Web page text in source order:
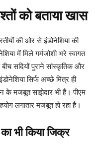
को बताया खास
की ओर से इंडोनेशिया की
में मिले गर्मजोशी भरे स्वागत
सदियों पुराने सांस्कृतिक और
सिर्फ अच्छे मित्र ही
के मजबूत साझेदार भी हैं। पीएम
लगातार मजबूत हो रहा है।
का भी किया जिक्र